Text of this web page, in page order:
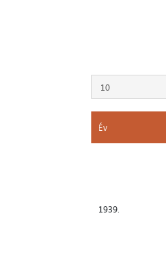
Év
Év
1939.